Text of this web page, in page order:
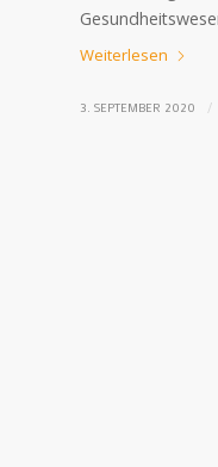
Weiterlesen
3. SEPTEMBER 2020 /